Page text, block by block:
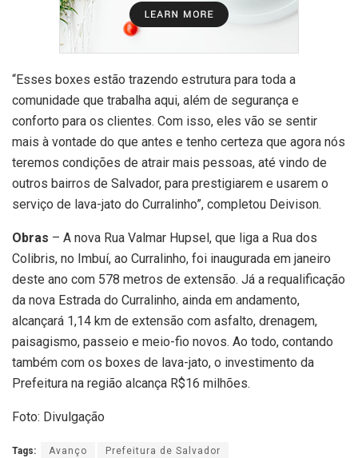
“Esses boxes estão trazendo estrutura para toda a
comunidade que trabalha aqui, além de segurança e
conforto para os clientes. Com isso, eles vão se sentir
mais à vontade do que antes e tenho certeza que agora nós
teremos condições de atrair mais pessoas, até vindo de
outros bairros de Salvador, para prestigiarem e usarem o
serviço de lava-jato do Curralinho”, completou Deivison.
Obras – A nova Rua Valmar Hupsel, que liga a Rua dos
Colibris, no Imbuí, ao Curralinho, foi inaugurada em janeiro
deste ano com 578 metros de extensão. Já a requalificação
da nova Estrada do Curralinho, ainda em andamento,
alcançará 1,14 km de extensão com asfalto, drenagem,
paisagismo, passeio e meio-fio novos. Ao todo, contando
também com os boxes de lava-jato, o investimento da
Prefeitura na região alcança R$16 milhões.
Foto: Divulgação
Tags: Avanço Prefeitura de Salvador